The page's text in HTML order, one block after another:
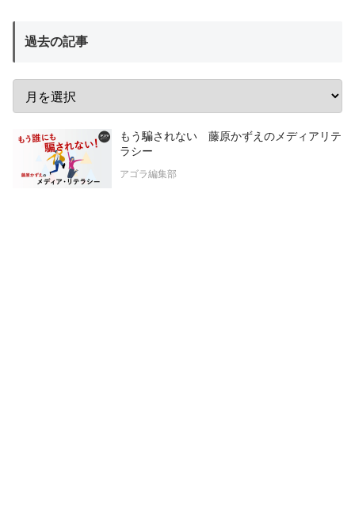
過去の記事
もう騙されない 藤原かずえのメディアリテ
ラシー
アゴラ編集部